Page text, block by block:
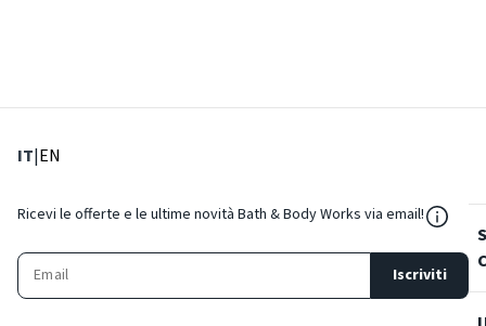
IT: Lingua corrente
|EN
Ricevi le offerte e le ultime novità Bath & Body Works via email!
Iscriviti